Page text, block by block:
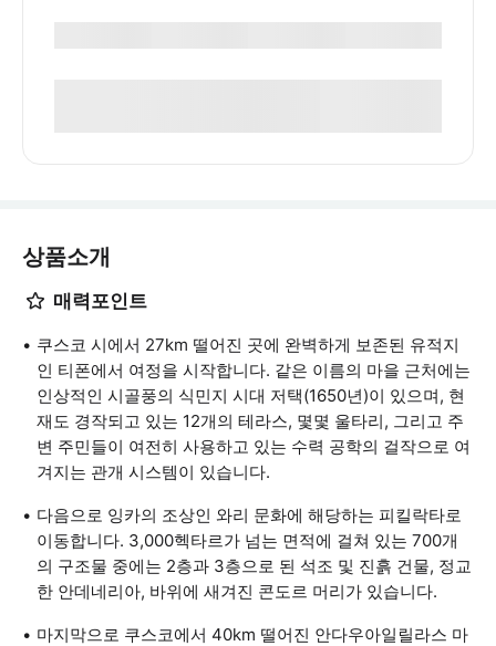
상품소개
매력포인트
쿠스코 시에서 27km 떨어진 곳에 완벽하게 보존된 유적지
인 티폰에서 여정을 시작합니다. 같은 이름의 마을 근처에는
인상적인 시골풍의 식민지 시대 저택(1650년)이 있으며, 현
재도 경작되고 있는 12개의 테라스, 몇몇 울타리, 그리고 주
변 주민들이 여전히 사용하고 있는 수력 공학의 걸작으로 여
겨지는 관개 시스템이 있습니다.
다음으로 잉카의 조상인 와리 문화에 해당하는 피킬락타로
이동합니다. 3,000헥타르가 넘는 면적에 걸쳐 있는 700개
의 구조물 중에는 2층과 3층으로 된 석조 및 진흙 건물, 정교
한 안데네리아, 바위에 새겨진 콘도르 머리가 있습니다.
마지막으로 쿠스코에서 40km 떨어진 안다우아일릴라스 마